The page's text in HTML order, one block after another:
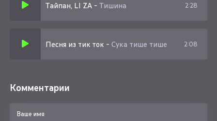
Тайпан, LI ZA - Тишина 2:28
Песня из тик ток - Сука тише тише 2:08
Комментарии